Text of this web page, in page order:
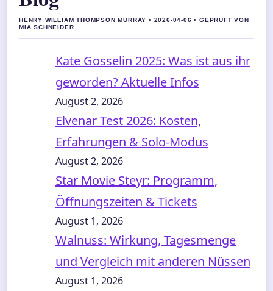
HENRY WILLIAM THOMPSON MURRAY • 2026-04-06 • GEPRUFT VON
MIA SCHNEIDER
Kate Gosselin 2025: Was ist aus ihr
geworden? Aktuelle Infos
August 2, 2026
Elvenar Test 2026: Kosten,
Erfahrungen & Solo-Modus
August 2, 2026
Star Movie Steyr: Programm,
Öffnungszeiten & Tickets
August 1, 2026
Walnuss: Wirkung, Tagesmenge
und Vergleich mit anderen Nüssen
August 1, 2026